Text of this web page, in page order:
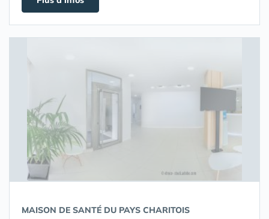
MAISON DE SANTÉ DU PAYS CHARITOIS